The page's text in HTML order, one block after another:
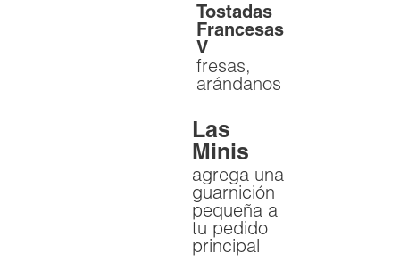
Tostadas
Francesas
V
fresas,
arándanos
Las
Minis
agrega una
guarnición
pequeña a
tu pedido
principal